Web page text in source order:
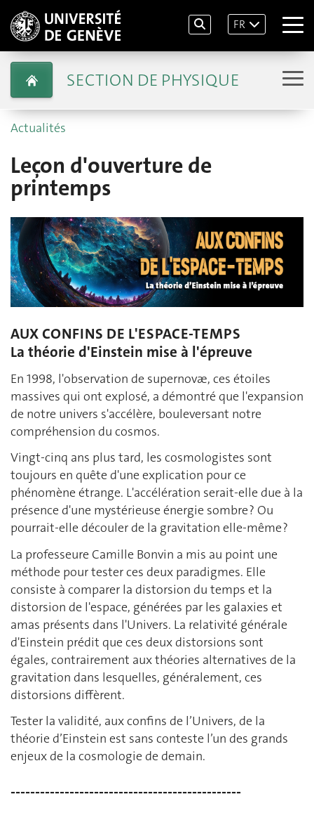
FR
SECTION DE PHYSIQUE
Actualités
Leçon d'ouverture de
printemps
AUX CONFINS DE L'ESPACE-TEMPS
La théorie d'Einstein mise à l'épreuve
En 1998, l'observation de supernovæ, ces étoiles
massives qui ont explosé, a démontré que l'expansion
de notre univers s'accélère, bouleversant notre
compréhension du cosmos.
Vingt-cinq ans plus tard, les cosmologistes sont
toujours en quête d'une explication pour ce
phénomène étrange. L'accélération serait-elle due à la
présence d'une mystérieuse énergie sombre ? Ou
pourrait-elle découler de la gravitation elle-même ?
La professeure Camille Bonvin a mis au point une
méthode pour tester ces deux paradigmes. Elle
consiste à comparer la distorsion du temps et la
distorsion de l'espace, générées par les galaxies et
amas présents dans l'Univers. La relativité générale
d'Einstein prédit que ces deux distorsions sont
égales, contrairement aux théories alternatives de la
gravitation dans lesquelles, généralement, ces
distorsions diffèrent.
Tester la validité, aux confins de l’Univers, de la
théorie d’Einstein est sans conteste l’un des grands
enjeux de la cosmologie de demain.
-----------------------------------------------